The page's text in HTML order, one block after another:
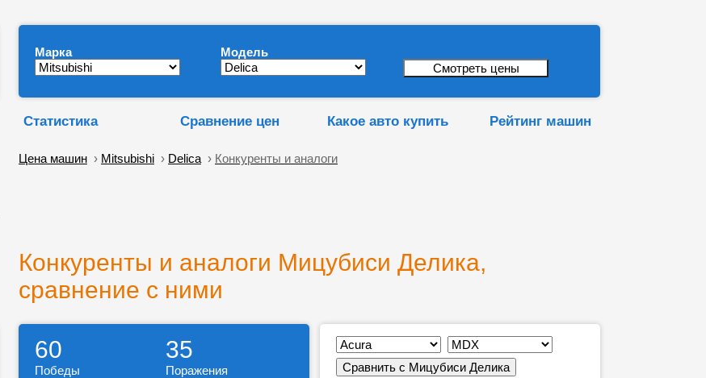
Марка Модель
Статистика Сравнение цен Какое авто купить Рейтинг машин
Цена машин › Mitsubishi › Delica › Конкуренты и аналоги
Конкуренты и аналоги Мицубиси Делика,
сравнение с ними
60 35
Победы Поражения